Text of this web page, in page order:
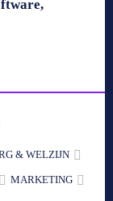
& WELZIJN
MARKETING